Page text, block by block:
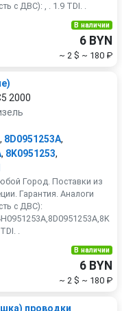
с ДВС): , . 1.9 TDI. .
В наличии
6 BYN
~ 2 $ ~ 180 ₽
2000
, 8D0951253A,
, 8K0951253,
Город. Поставки из
Гарантия. Аналоги
с ДВС):
.
В наличии
6 BYN
~ 2 $ ~ 180 ₽
проводки